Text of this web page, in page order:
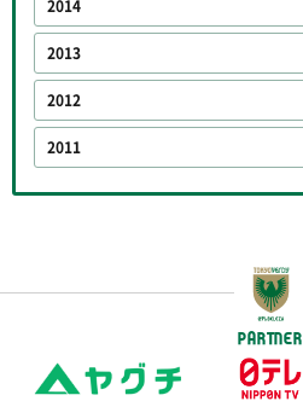
2014
2013
2012
2011
PARTNER